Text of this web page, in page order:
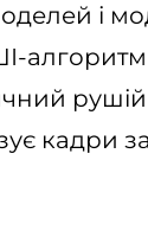
і
алгоритм
кадри